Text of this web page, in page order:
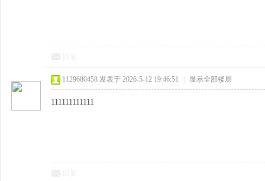
1129680458 发表于 2026-5-12 19:46:51 显示全部楼层
111111111111